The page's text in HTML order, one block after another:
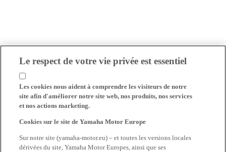
Le respect de votre vie privée est essentiel
Les cookies nous aident à comprendre les visiteurs de notre
site afin d'améliorer notre site web, nos produits, nos services
et nos actions marketing.
Cookies sur le site de Yamaha Motor Europe
Sur notre site (yamaha-motor.eu) – et toutes les versions locales
dérivées du site, Yamaha Motor Europes, ainsi que ses